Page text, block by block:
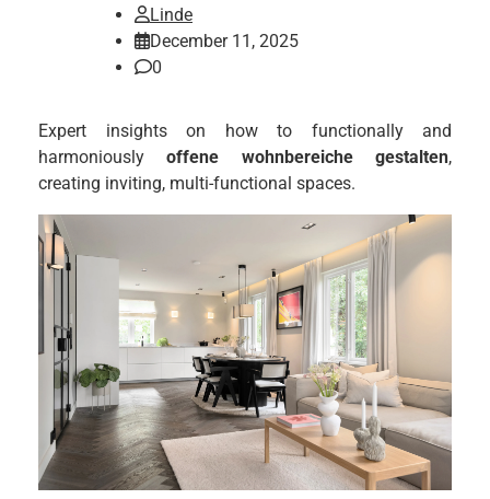
Linde
December 11, 2025
0
Expert insights on how to functionally and
harmoniouslyoffene wohnbereiche gestalten,
creating inviting, multi-functional spaces.